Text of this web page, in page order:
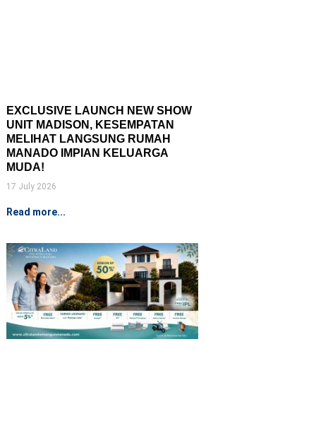
EXCLUSIVE LAUNCH NEW SHOW
UNIT MADISON, KESEMPATAN
MELIHAT LANGSUNG RUMAH
MANADO IMPIAN KELUARGA
MUDA!
17 July 2026
Read more...